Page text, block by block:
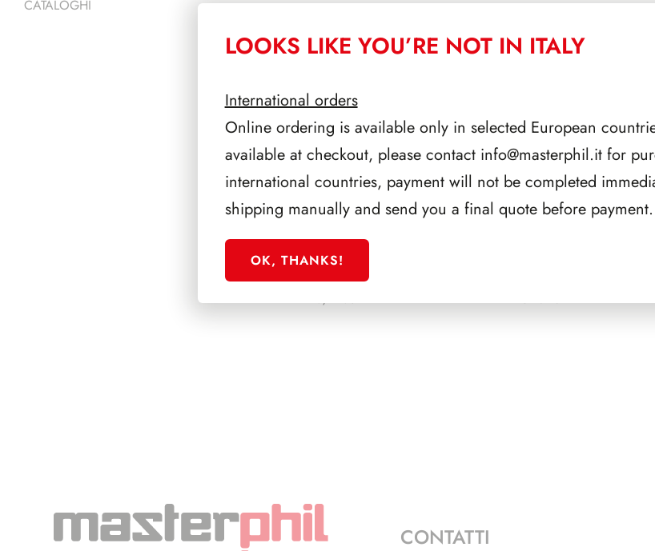
PRODOTTI CORRELATI
PRESIDENZA PERTINI
1978/1985
PAGINE 3+1
CATALOGHI
CONTATTI
LOOKS LIKE YOU’RE NOT IN ITALY
International orders
Online ordering is available only in selected European
available at checkout, please contact info@masterphil.itfor
international countries, payment will not be completed
shipping manually and send you a final quote before payment.
OK, THANKS!